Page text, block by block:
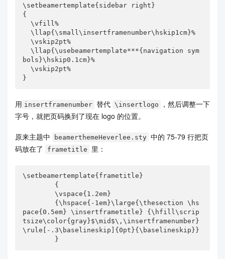
\setbeamertemplate{sidebar right}
{
  \vfill%
  \llap{\small\insertframenumber\hskip1cm}%
  \vskip2pt%
  \llap{\usebeamertemplate***{navigation sym
bols}\hskip0.1cm}%
  \vskip2pt%
}
用 insertframenumber 替代 \insertlogo
，然后调整一下
字号，就把页码换到了现在 logo 的位置。
原来主题中 beamerthemeHeverlee.sty 中的 75-79 行把页
码放在了
frametitle 里：
\setbeamertemplate{frametitle}
        \vspace{1.2em}
pace{0.5em} \insertframetitle} {\hfill\scrip
tsize\color{gray}$\mid$\,\insertframenumber}
\rule[-.3\baselineskip]{0pt}{\baselineskip}}
        }